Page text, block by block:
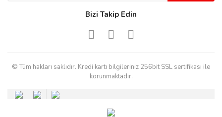
Bizi Takip Edin
© Tüm hakları saklıdır. Kredi kartı bilgileriniz 256bit SSL sertifikası ile
korunmaktadır.